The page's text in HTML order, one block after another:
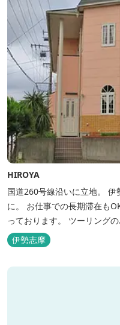
HIROYA
国道260号線沿いに立地。
に。 お仕事での長期滞在も
っております。 ツーリング
ださい。
伊勢志摩